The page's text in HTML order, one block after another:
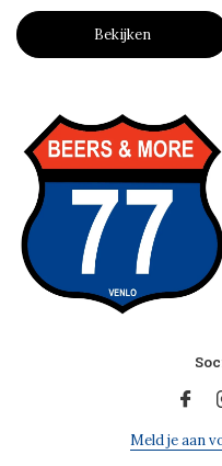
Bekijken
Meld je aan